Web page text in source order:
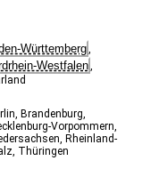
Württemberg,
Westfalen,
, Brandenburg,
Vorpommern,
, Rheinland-
, Thüringen